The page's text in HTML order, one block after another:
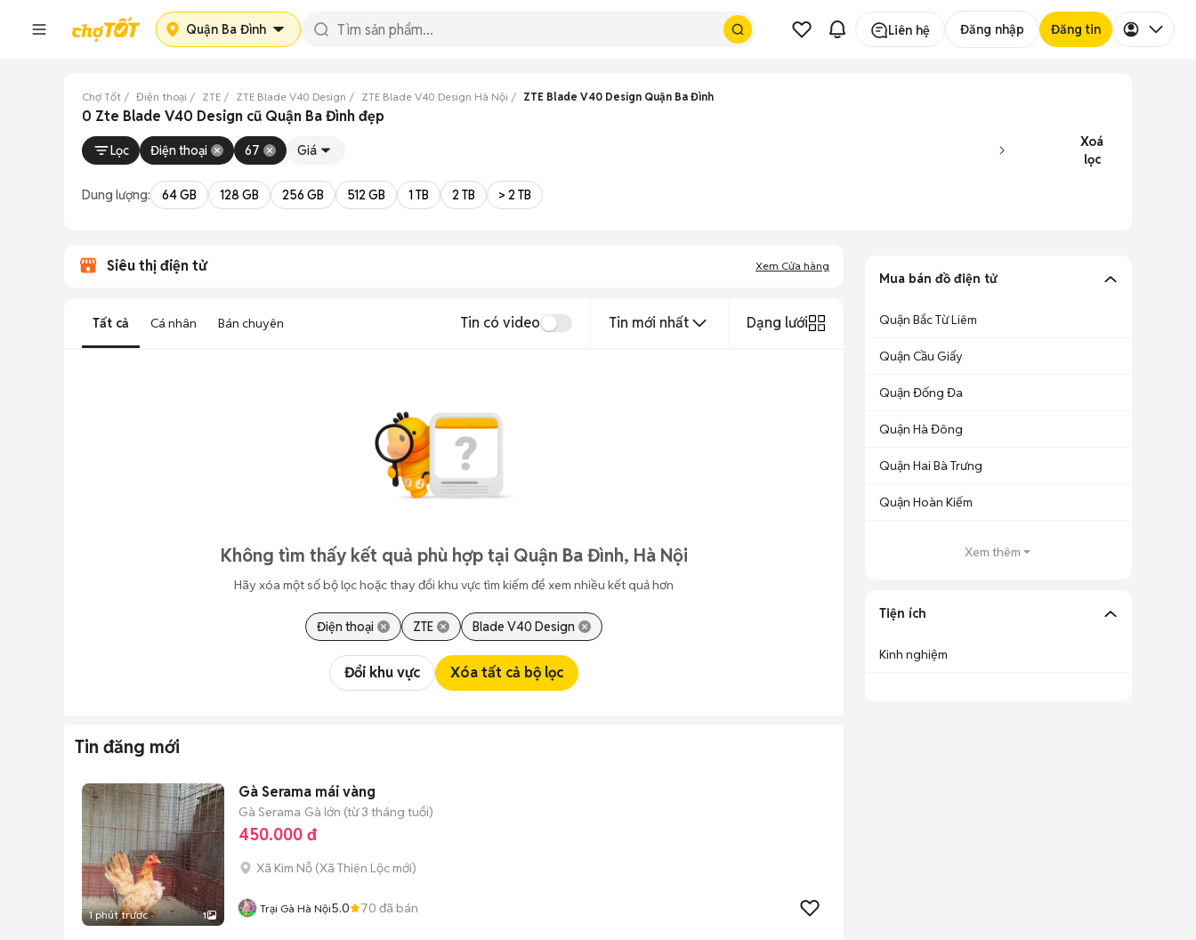
Quận Ba Đình Liên hệ Đăng nhập Đăng tin
Chợ Tốt Điện thoại ZTE ZTE Blade V40 Design ZTE Blade V40 Design Hà Nội ZTE Blade V40 Design Quận Ba Đình
0 Zte Blade V40 Design cũ Quận Ba Đình đẹp
Lọc Điện thoại 67 Giá
Xoá
lọc
Dung lượng: 64 GB 128 GB 256 GB 512 GB 1 TB 2 TB > 2 TB
Siêu thị điện tử Xem Cửa hàng
Tất cả Cá nhân Bán chuyên Tin có video Tin mới nhất Dạng lưới
Không tìm thấy kết quả phù hợp tại Quận Ba Đình, Hà Nội
Hãy xóa một số bộ lọc hoặc thay đổi khu vực tìm kiếm để xem nhiều kết quả hơn
Điện thoại ZTE Blade V40 Design
Đổi khu vực Xóa tất cả bộ lọc
Tin đăng mới
1 phút trước 1
Gà Serama mái vàng
Gà Serama Gà lớn (từ 3 tháng tuổi)
450.000 đ
Xã Kim Nỗ (Xã Thiên Lộc mới)
Trại Gà Hà Nội5.0 70 đã bán
Mua bán đồ điện tử
Quận Bắc Từ Liêm
Quận Cầu Giấy
Quận Đống Đa
Quận Hà Đông
Quận Hai Bà Trưng
Quận Hoàn Kiếm
Xem thêm
Tiện ích
Kinh nghiệm